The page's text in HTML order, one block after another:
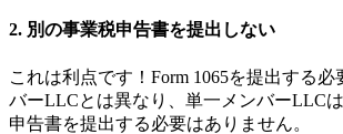
2. 別の事業税申告書を提出しない
これは利点です！Form 1065を提出する
バーLLCとは異なり、単一メンバーLLC
申告書を提出する必要はありません。